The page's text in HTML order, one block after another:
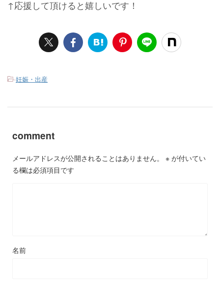
↑応援して頂けると嬉しいです！
-妊娠・出産
comment
メールアドレスが公開されることはありません。 ※ が付いてい
る欄は必須項目です
名前